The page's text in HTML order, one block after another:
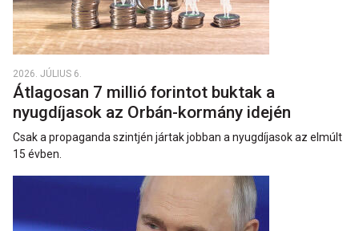
2026. JÚLIUS 6.
Átlagosan 7 millió forintot buktak a
nyugdíjasok az Orbán-kormány idején
Csak a propaganda szintjén jártak jobban a nyugdíjasok az elmúlt
15 évben.